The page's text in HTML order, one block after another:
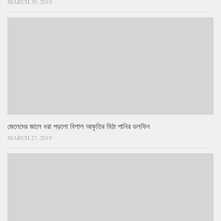
জেলেদের জালে ধরা পড়লো বিশাল আকৃতির মিঠা পানির ডলফিন
MARCH 27, 2019